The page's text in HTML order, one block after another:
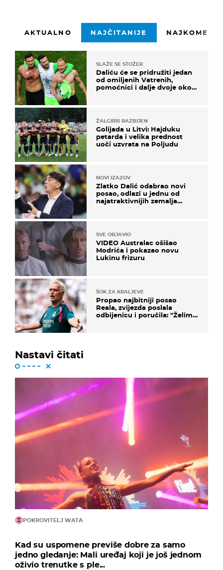
AKTUALNO NAJČITANIJE
SLAŽE SE STOŽER
Daliću će se pridružiti jedan
od omiljenih Vatrenih,
pomoćnici i dalje dvoje oko
ŽALGIRIS RAZBIJEN
Golijada u Litvi: Hajduku
petarda i velika prednost
uoči uzvrata na Poljudu
NOVI IZAZOV
Zlatko Dalić odabrao novi
posao, odlazi u jednu od
najatraktivnijih zemalja
SVE OBJAVIO
VIDEO Australac ošišao
Modrića i pokazao novu
Lukinu frizuru
ŠOK ZA KRALJEVE
Propao najbitniji posao
Reala, zvijezda poslala
odbijenicu i poručila: "Želim
Nastavi čitati
POKROVITELJ WATA
Kad su uspomene previše dobre za samo
jedno gledanje: Mali uređaj koji je još jednom
oživio trenutke s ple...